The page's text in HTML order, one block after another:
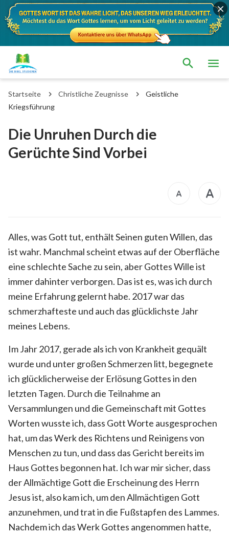
Startseite Christliche Zeugnisse
Geistliche
Kriegsführung
Die Unruhen Durch die
Gerüchte Sind Vorbei
Alles, was Gott tut, enthält Seinen guten Willen, das
ist wahr. Manchmal scheint etwas auf der Oberfläche
eine schlechte Sache zu sein, aber Gottes Wille ist
immer dahinter verborgen. Das ist es, was ich durch
meine Erfahrung gelernt habe. 2017 war das
schmerzhafteste und auch das glücklichste Jahr
meines Lebens.
Im Jahr 2017, gerade als ich von Krankheit gequält
wurde und unter großen Schmerzen litt, begegnete
ich glücklicherweise der Erlösung Gottes in den
letzten Tagen. Durch die Teilnahme an
Versammlungen und die Gemeinschaft mit Gottes
Worten wusste ich, dass Gott Worte ausgesprochen
hat, um das Werk des Richtens und Reinigens von
Menschen zu tun, und dass das Gericht bereits im
Haus Gottes begonnen hat. Ich war mir sicher, dass
der Allmächtige Gott die Erscheinung des Herrn
Jesus ist, also kam ich, um den Allmächtigen Gott
anzunehmen, und trat in die Fußstapfen des Lammes.
Nachdem ich das Werk Gottes angenommen hatte,